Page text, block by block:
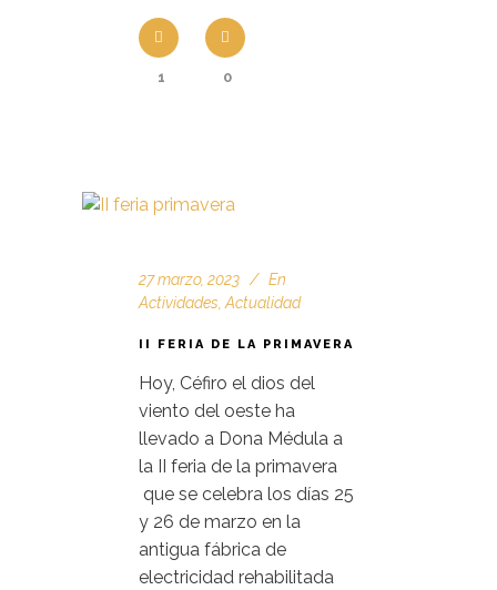
1 0
27 marzo, 2023
En
Actividades Actualidad
II FERIA DE LA PRIMAVERA
Hoy, Céfiro el dios del
viento del oeste ha
llevado a Dona Médula a
la II feria de la primavera
que se celebra los días 25
y 26 de marzo en la
antigua fábrica de
electricidad rehabilitada